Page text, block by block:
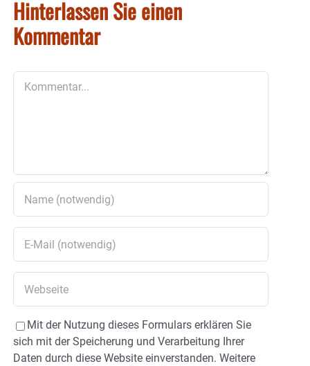
Hinterlassen Sie einen
Kommentar
Mit der Nutzung dieses Formulars erklären Sie
sich mit der Speicherung und Verarbeitung Ihrer
Daten durch diese Website einverstanden. Weitere